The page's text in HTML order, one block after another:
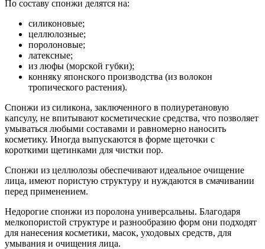
По составу спонжи делятся на:
силиконовые;
целлюлозные;
поролоновые;
латексные;
из люфы (морской губки);
конняку японского производства (из волокон
тропического растения).
Спонжи из силикона, заключенного в полиуретановую
капсулу, не впитывают косметические средства, что позволяет
умываться любыми составами и равномерно наносить
косметику. Иногда выпускаются в форме щеточки с
короткими щетинками для чистки пор.
Спонжи из целлюлозы обеспечивают идеальное очищение
лица, имеют пористую структуру и нуждаются в смачивании
перед применением.
Недорогие спонжи из поролона универсальны. Благодаря
мелкопористой структуре и разнообразию форм они подходят
для нанесения косметики, масок, уходовых средств, для
умывания и очищения лица.